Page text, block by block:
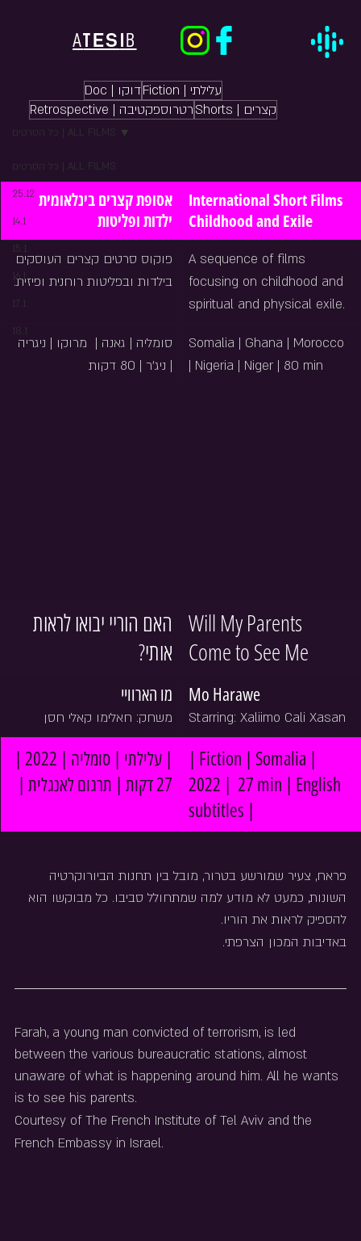
ATES B
כל הסרטים | ALL FILMS
25.12
14.1
15.1
16.1
17.1
18.1
כל הסרטים | ALL FILMS
אסופת קצרים בינלאומית
ילדות ופליטות
International Short Films
Childhood and Exile
פוקוס סרטים קצרים העוסקים
בילדות ובפליטות רוחנית ופיזית.
A sequence of films
focusing on childhood and
spiritual and physical exile.
סומליה | גאנה |  מרוקו | ניגריה
| ניג'ר | 80 דקות
Somalia | Ghana | Morocco
| Nigeria | Niger | 80 min
האם הוריי יבואו לראות
אותי?
Will My Parents
Come to See Me
מו הארוויי
משחק: חאלימו קאלי חסן
Mo Harawe
Starring: Xaliimo Cali Xasan
| עלילתי | סומליה | 2022 |
27 דקות | תרגום לאנגלית |
| Fiction | Somalia |
2022 |  27 min | English
subtitles |
פראח, צעיר שמורשע בטרור, מובל בין תחנות הביורוקרטיה
השונות, כמעט לא מודע למה שמתחולל סביבו. כל מבוקשו הוא
להספיק לראות את הוריו.
באדיבות המכון הצרפתי.
Farah, a young man convicted of terrorism, is led
between the various bureaucratic stations, almost
unaware of what is happening around him. All he wants
is to see his parents.
Courtesy of The French Institute of Tel Aviv and the
French Embassy in Israel.
Doc | דוקו
Fiction | עלילתי
Retrospective | רטרוספקטיבה
Shorts | קצרים